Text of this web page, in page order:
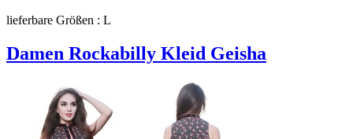
lieferbare Größen : L
Damen Rockabilly Kleid Geisha